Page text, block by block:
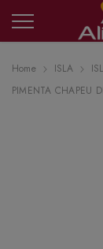
Home ISLA
PIMENTA CHAPEU